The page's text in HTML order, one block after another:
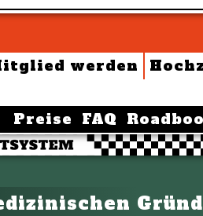
werden
Preise FAQ